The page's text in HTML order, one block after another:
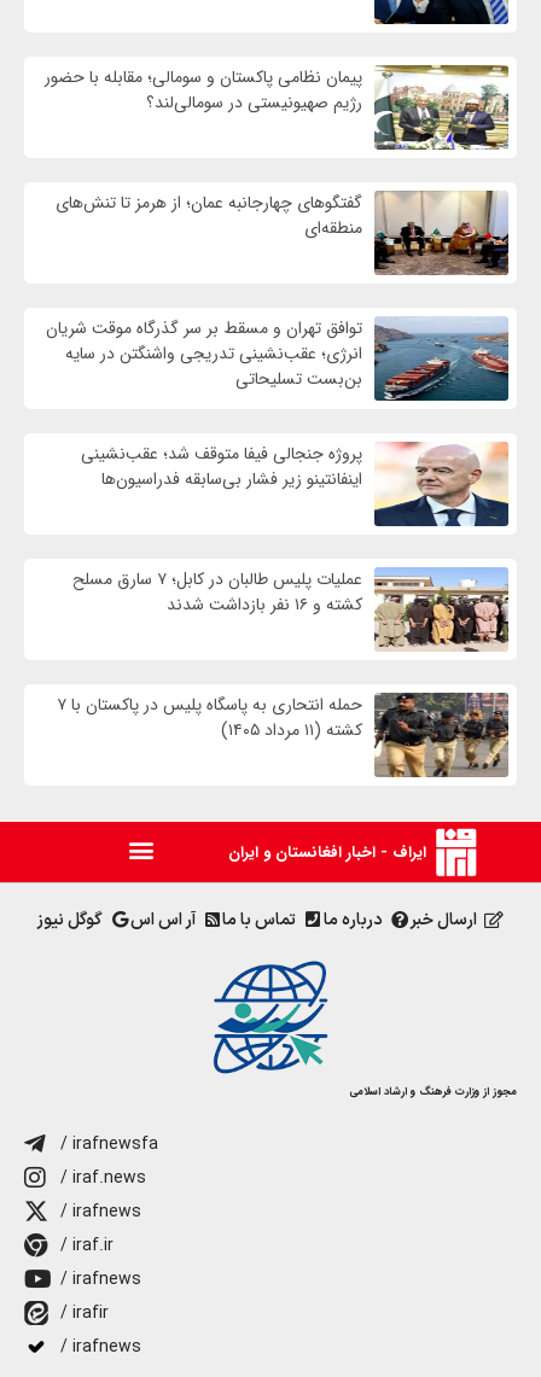
پیمان نظامی پاکستان و سومالی؛ مقابله با حضور
رژيم صهیونیستی در سومالی‌لند؟
گفتگوهای چهارجانبه عمان؛ از هرمز تا تنش‌های
منطقه‌ای
توافق تهران و مسقط بر سر گذرگاه موقت شریان
انرژی؛ عقب‌نشینی تدریجی واشنگتن در سایه
بن‌بست تسلیحاتی
پروژه جنجالی فیفا متوقف شد؛ عقب‌نشینی
اینفانتینو زیر فشار بی‌سابقه فدراسیون‌ها
عملیات پلیس طالبان در کابل؛ ۷ سارق مسلح
کشته و ۱۶ نفر بازداشت شدند
حمله انتحاری به پاسگاه پلیس در پاکستان با ۷
کشته (۱۱ مرداد ۱۴۰۵)
ایراف - اخبار افغانستان و ایران
ارسال خبر درباره ما تماس با ما آر اس اس گوگل نیوز
مجوز از وزارت فرهنگ و ارشاد اسلامی
/ irafnewsfa
/ iraf.news
/ irafnews
/ iraf.ir
/ irafnews
/ irafir
/ irafnews